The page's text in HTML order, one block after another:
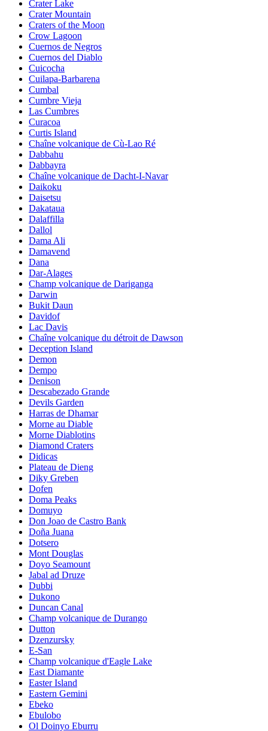
Crater Lake
Crater Mountain
Craters of the Moon
Crow Lagoon
Cuernos de Negros
Cuernos del Diablo
Cuicocha
Cuilapa-Barbarena
Cumbal
Cumbre Vieja
Las Cumbres
Curacoa
Curtis Island
Chaîne volcanique de Cù-Lao Ré
Dabbahu
Dabbayra
Chaîne volcanique de Dacht-I-Navar
Daikoku
Daisetsu
Dakataua
Dalaffilla
Dallol
Dama Ali
Damavend
Dana
Dar-Alages
Champ volcanique de Dariganga
Darwin
Bukit Daun
Davidof
Lac Davis
Chaîne volcanique du détroit de Dawson
Deception Island
Demon
Dempo
Denison
Descabezado Grande
Devils Garden
Harras de Dhamar
Morne au Diable
Morne Diablotins
Diamond Craters
Didicas
Plateau de Dieng
Diky Greben
Dofen
Doma Peaks
Domuyo
Don Joao de Castro Bank
Doña Juana
Dotsero
Mont Douglas
Doyo Seamount
Jabal ad Druze
Dubbi
Dukono
Duncan Canal
Champ volcanique de Durango
Dutton
Dzenzursky
E-San
Champ volcanique d'Eagle Lake
East Diamante
Easter Island
Eastern Gemini
Ebeko
Ebulobo
Ol Doinyo Eburru